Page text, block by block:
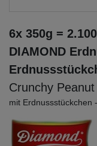
6x 350g =
DIAMOND
Crunchy
mit Erdnussstückchen